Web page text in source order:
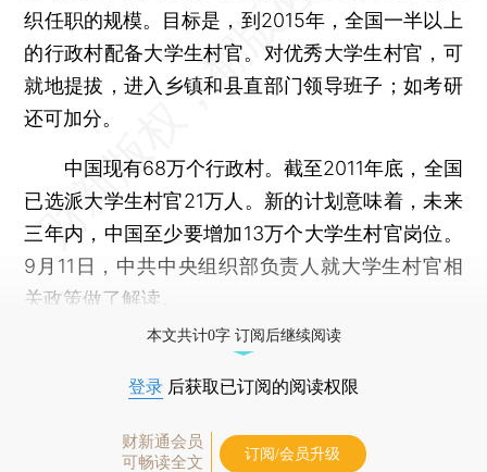
织任职的规模。目标是，到2015年，全国一半以上
的行政村配备大学生村官。对优秀大学生村官，可
就地提拔，进入乡镇和县直部门领导班子；如考研
还可加分。
中国现有68万个行政村。截至2011年底，全国
已选派大学生村官21万人。新的计划意味着，未来
三年内，中国至少要增加13万个大学生村官岗位。
9月11日，中共中央组织部负责人就大学生村官相
关政策做了解读
本文共计0字 订阅后继续阅读
登录 后获取已订阅的阅读权限
财新通会员
可畅读全文
订阅/会员升级